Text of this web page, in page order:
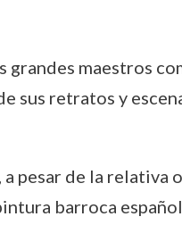
maestros
sus retratos y
pesar de la relativa
barroca